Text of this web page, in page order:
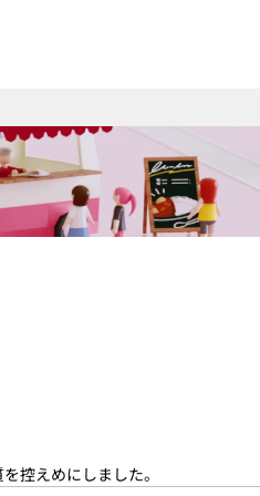
控えめにしました。